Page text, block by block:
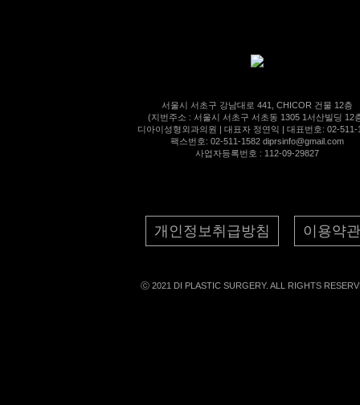
서울시 서초구 강남대로 441, CHICOR 건물 12층
(지번주소 : 서울시 서초구 서초동 1305 1서산빌딩 12
디아이성형외과의원 | 대표자 정연익 | 대표번호: 02-511-
팩스번호: 02-511-1582 diprsinfo@gmail.com
사업자등록번호 : 112-09-29827
개인정보취급방침 이용약관
ⓒ 2021 DI PLASTIC SURGERY. ALL RIGHTS